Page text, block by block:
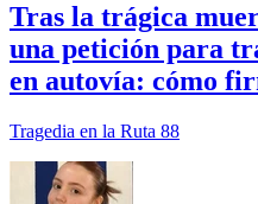
Tras la trágica
una petición para
en autovía: cómo
Tragedia en la Ruta 88